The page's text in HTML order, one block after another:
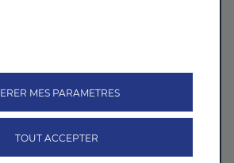
GERER MES PARAMETRES
TOUT ACCEPTER